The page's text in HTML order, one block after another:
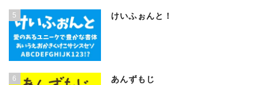
5 けいふぉんと！
6 あんずもじ